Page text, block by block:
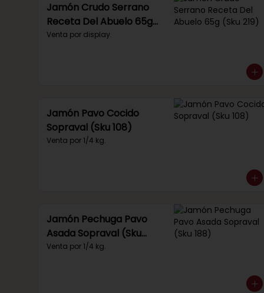
Jamón Crudo Serrano
Receta Del Abuelo 65g
(Sku 219)
Venta por display.
Jamón Pavo Cocido
Sopraval (Sku 108)
Venta por 1/4 kg.
Jamón Pechuga Pavo
Asada Sopraval (Sku
188)
Venta por 1/4 kg.